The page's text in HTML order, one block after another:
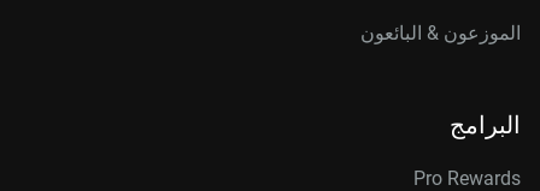
الموزعون & البائعون
البرامج
Pro Rewards